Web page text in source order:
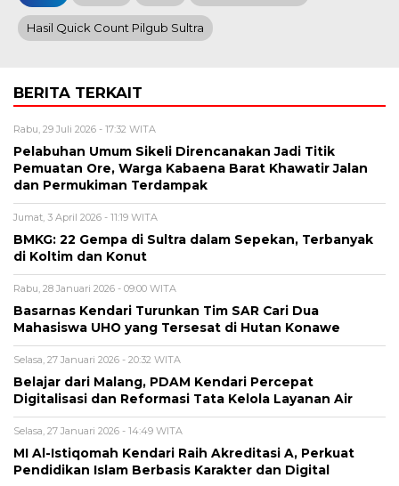
Hasil Quick Count Pilgub Sultra
BERITA TERKAIT
Rabu, 29 Juli 2026 - 17:32 WITA
Pelabuhan Umum Sikeli Direncanakan Jadi Titik
Pemuatan Ore, Warga Kabaena Barat Khawatir Jalan
dan Permukiman Terdampak
Jumat, 3 April 2026 - 11:19 WITA
BMKG: 22 Gempa di Sultra dalam Sepekan, Terbanyak
di Koltim dan Konut
Rabu, 28 Januari 2026 - 09:00 WITA
Basarnas Kendari Turunkan Tim SAR Cari Dua
Mahasiswa UHO yang Tersesat di Hutan Konawe
Selasa, 27 Januari 2026 - 20:32 WITA
Belajar dari Malang, PDAM Kendari Percepat
Digitalisasi dan Reformasi Tata Kelola Layanan Air
Selasa, 27 Januari 2026 - 14:49 WITA
MI Al-Istiqomah Kendari Raih Akreditasi A, Perkuat
Pendidikan Islam Berbasis Karakter dan Digital